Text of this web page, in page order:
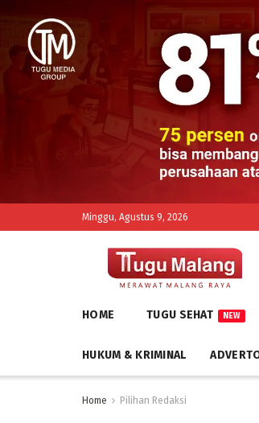
Minggu, Agustus 9, 2026
HOME TUGU SEHAT NEW
HUKUM & KRIMINAL
Home Pilihan Redaksi